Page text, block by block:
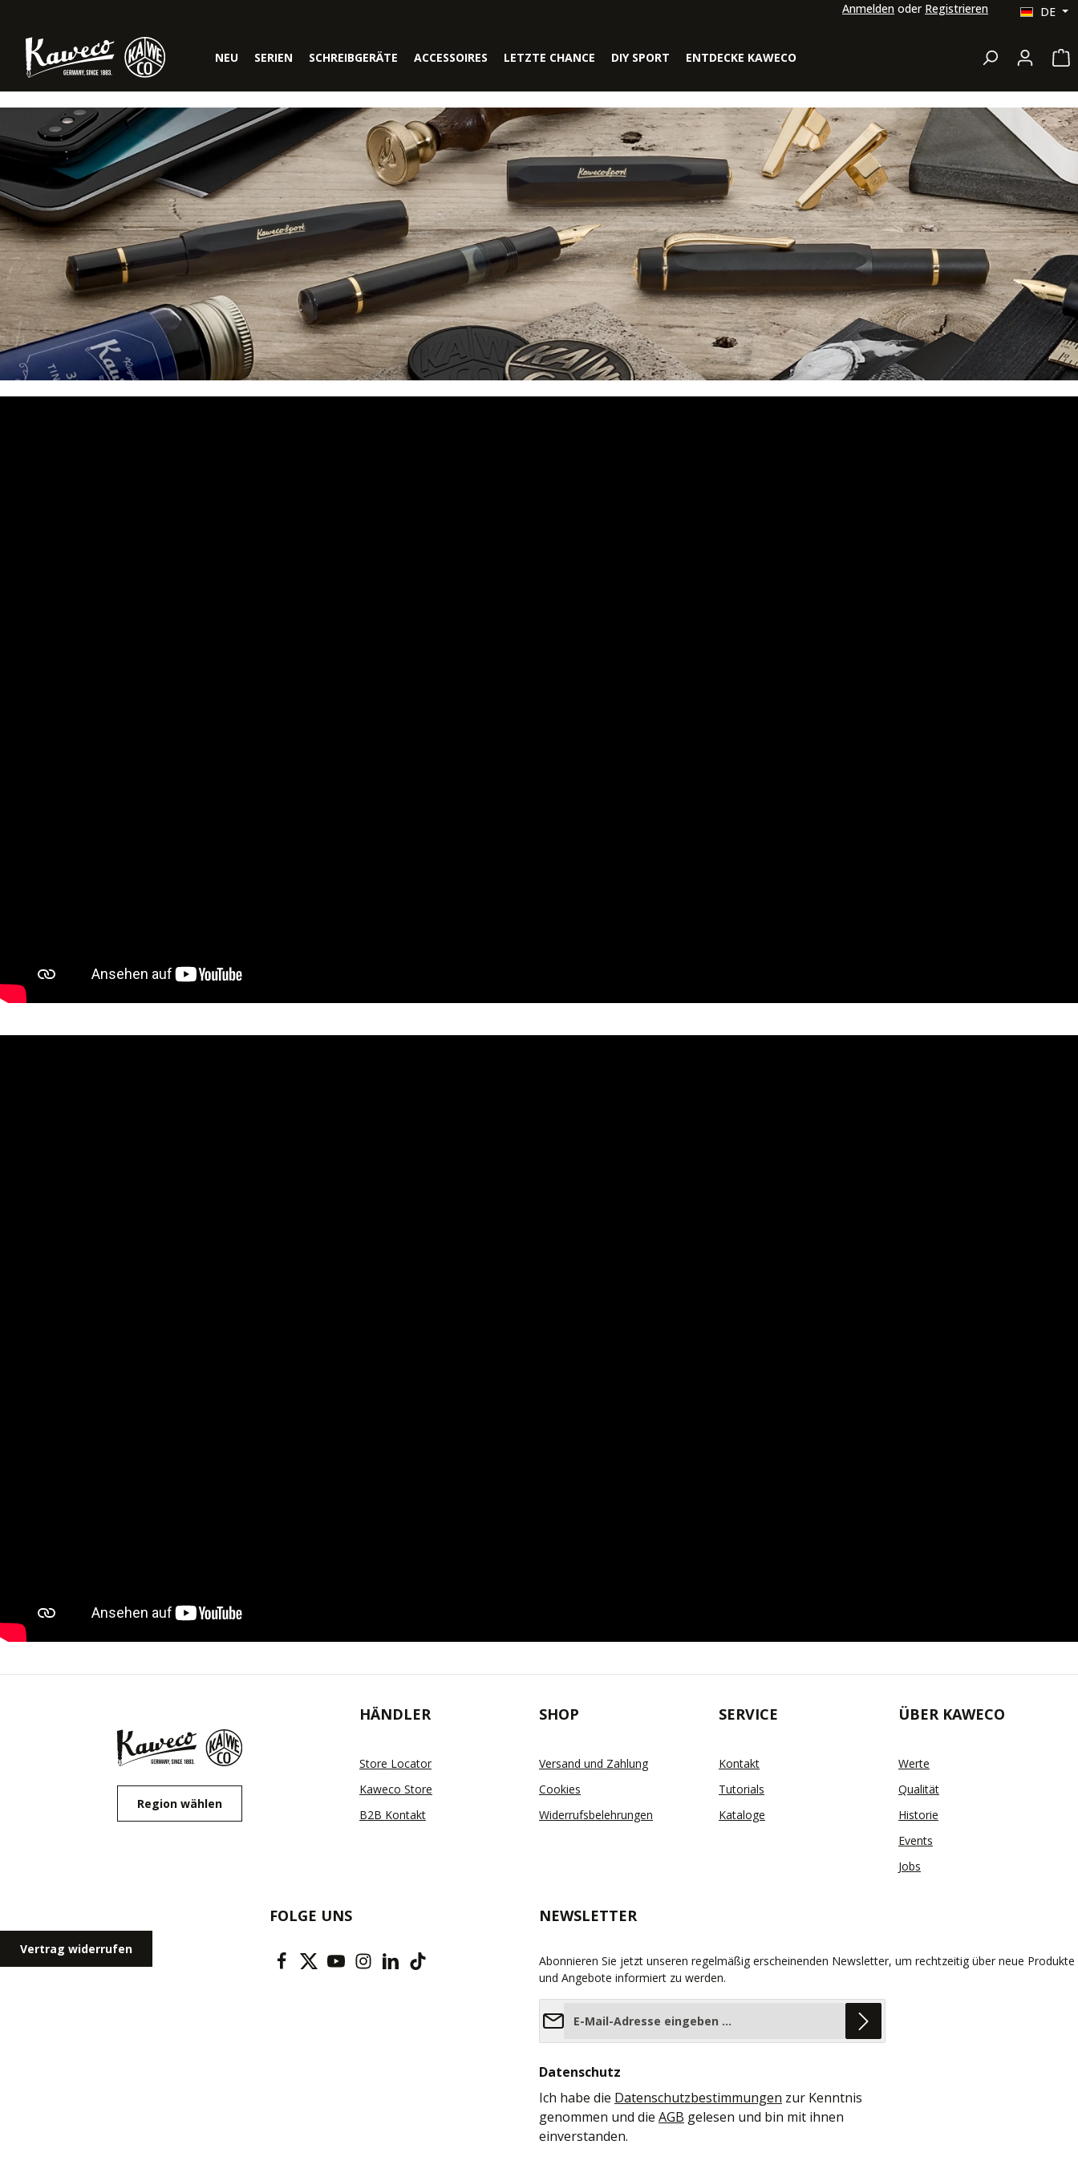
Anmelden oder Registrieren DE
NEU SERIEN SCHREIBGERÄTE ACCESSOIRES LETZTE CHANCE DIY SPORT ENTDECKE KAWECO
Region wählen
HÄNDLER
Store Locator
Kaweco Store
B2B Kontakt
SHOP
Versand und Zahlung
Cookies
Widerrufsbelehrungen
SERVICE
Kontakt
Tutorials
Kataloge
ÜBER KAWECO
Werte
Qualität
Historie
Events
Jobs
Vertrag widerrufen
FOLGE UNS NEWSLETTER
Abonnieren Sie jetzt unseren regelmäßig erscheinenden Newsletter, um rechtzeitig über neue Produkte
und Angebote informiert zu werden.
Datenschutz
Ich habe die Datenschutzbestimmungen zur Kenntnis
genommen und die AGB gelesen und bin mit ihnen
einverstanden.